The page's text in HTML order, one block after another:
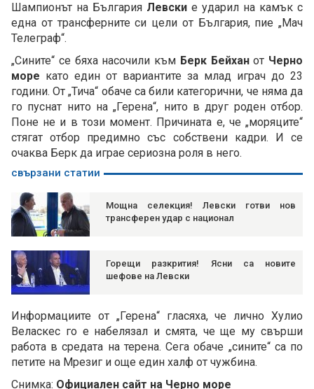
Шампионът на България Левски е ударил на камък с
една от трансферните си цели от България, пие „Мач
Телеграф“.
„Сините“ се бяха насочили към Берк Бейханот Черно
море като един от вариантите за млад играч до 23
години. От „Тича“ обаче са били категорични, че няма да
го пуснат нито на „Герена“, нито в друг роден отбор.
Поне не и в този момент. Причината е, че „моряците“
стягат отбор предимно със собствени кадри. И се
очаква Берк да играе сериозна роля в него.
свързани статии
Мощна селекция! Левски готви нов
трансферен удар с национал
Горещи разкрития! Ясни са новите
шефове на Левски
Информациите от „Герена“ гласяха, че лично Хулио
Веласкес го е набелязал и смята, че ще му свърши
работа в средата на терена. Сега обаче „сините“ са по
петите на Мрезиг и още един халф от чужбина.
Снимка: Официален сайт на Черно море